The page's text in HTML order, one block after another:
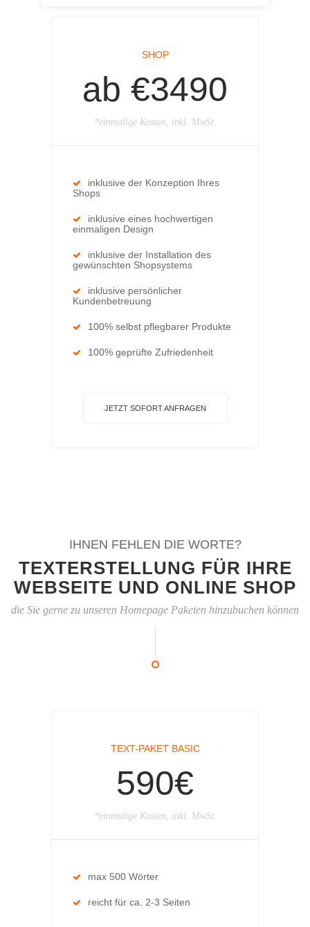
SHOP
ab €3490
*einmalige Kosten, inkl. MwSt.
inklusive der Konzeption Ihres
Shops
inklusive eines hochwertigen
einmaligen Design
inklusive der Installation des
gewünschten Shopsystems
inklusive persönlicher
Kundenbetreuung
100% selbst pflegbarer Produkte
100% geprüfte Zufriedenheit
JETZT SOFORT ANFRAGEN
IHNEN FEHLEN DIE WORTE?
TEXTERSTELLUNG FÜR IHRE
WEBSEITE UND ONLINE SHOP
die Sie gerne zu unseren Homepage Paketen hinzubuchen können
TEXT-PAKET BASIC
590€
*einmalige Kosten, inkl. MwSt.
max 500 Wörter
reicht für ca. 2-3 Seiten